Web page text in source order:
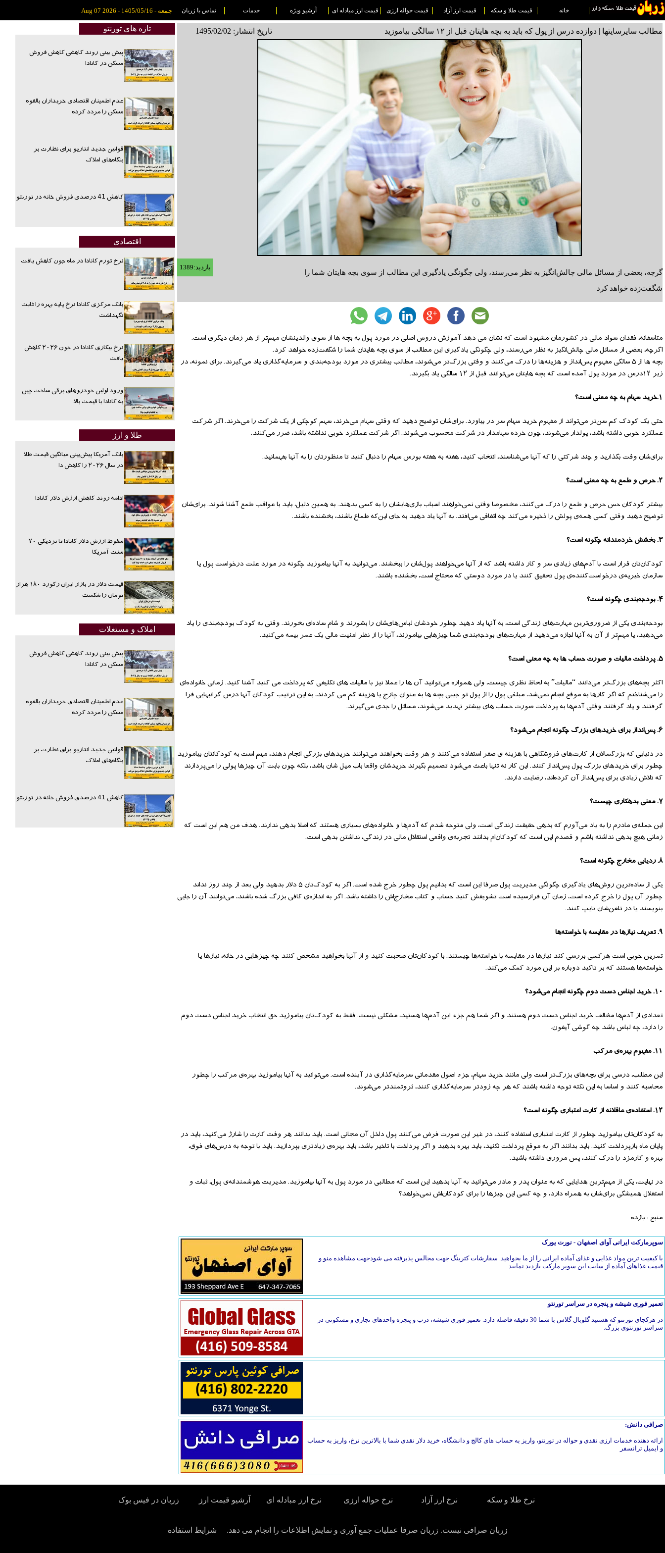
خانه قیمت طلا و سکه قیمت ارز آزاد قیمت حواله ارزی قیمت ارز مبادله ای آرشیو ویژه خدمات تماس با زربان جمعه - 1405/05/16 - Aug 07 2026
مطالب سایرسایتها | دوازده درس از پول که باید به بچه هایتان قبل از ۱۲ سالگی بیاموزید تاریخ انتشار: 1495/02/02
گر‌چه، بعضی از مسائل مالی چالش‌انگیز به نظر می‌رسند، ولی چگونگی یادگیری این مطالب از سوی بچه هایتان شما را
شگفت‌زده خواهد کرد
بازدید:1389
متاسفانه، فقدان سواد مالی در کشورمان مشهود است که نشان می دهد آموزش دروس اصلی در مورد پول به بچه ها از سوی والدینشان مهم‌تر از هر زمان دیگری است.
اگر‌چه، بعضی از مسائل مالی چالش‌انگیز به نظر می‌رسند، ولی چگونگی یادگیری این مطالب از سوی بچه هایتان شما را شگفت‌زده خواهد کرد.
بچه ها از ۵ سالگی مفهوم پس‌انداز و هزینه‌ها را درک می‌کنند و وقتی بزرگ‌تر می‌شوند، مطالب بیشتری در مورد بودجه‌بندی و سرمایه‌گذاری یاد می‌گیرند. برای نمونه، در
زیر ۱۲درس در مورد پول آمده است که بچه هایتان می‌توانند قبل از ۱۲ سالگی یاد بگیرند.
۱.خرید سهام به چه معنی است؟
حتی یک کودک کم سن‌تر می‌تواند از مفهوم خرید سهام سر در بیاورد. برای‌شان توضیح دهید که وقتی سهام می‌خرند، سهم کوچکی از یک شرکت را می‌خرند. اگر شرکت
عملکرد خوبی داشته باشد، پولدار می‌شوند، چون خرده سهامدار در شرکت محسوب می‌شوند. اگر شرکت عملکرد خوبی نداشته باشد، ضرر می‌کنند.
برای‌شان وقت بگذارید و چند شرکتی را که آنها می‌شناسند، انتخاب کنید، هفته به هفته بورس سهام را دنبال کنید تا منظورتان را به آنها بفهمانید.
۲. حرص و طمع به چه معنی است؟
بیشتر کودکان حس حرص و طمع را درک می‌کنند، مخصوصا وقتی نمی‌خواهند اسباب‌ بازی‌هایشان را به کسی بدهند. به همین دلیل، باید با عواقب طمع آشنا شوند. برای‌شان
توضیح دهید وقتی کسی همه‌ی پولش را ذخیره می‌کند چه اتفاقی می‌افتد. به آنها یاد دهید به جای این‌که طماع باشند، بخشنده باشند.
۳. بخشش خردمندانه‌ چگونه است؟
کودکان‌تان قرار است با آدم‌های زیادی سر و کار داشته باشد که از آنها می‌خواهند پول‌شان را ببخشند. می‌توانید به آنها بیاموزید چگونه در مورد علت درخواست پول یا
سازمان خیریه‌ی درخواست‌کننده‌ی پول تحقیق کنند یا در مورد دوستی که محتاج است، بخشنده باشند.
۴. بودجه‌بندی چگونه است؟
بودجه‌بندی یکی از ضروری‌ترین مهارت‌های زندگی است، به آنها یاد دهید چطور خودشان لباس‌های‌شان را بشورند و شام ساده‌ای بخورند. وقتی به کودک‌ بودجه‌بندی را یاد
می‌دهید، یا مهم‌تر از آن ‌به آنها اجازه می‌دهید از مهارت‌های بودجه‌بندی شما چیز‌هایی بیاموزند، آنها را از نظر امنیت مالی یک عمر بیمه می‌کنید.
۵. پرداخت مالیات و صورت حساب ها به چه معنی است؟
اکثر بچه‌های بزرگ‌تر می‌دانند “مالیات” به لحاظ نظری چیست، ولی همواره می‌توانید آن ها را عملا نیز با مالیات های تکلیفی که پرداخت می کنید آشنا کنید. زمانی خانواده‌ای
را می‌شناختم که اگر کارها به موقع انجام نمی‌شد، مبلغی پول را از پول تو جیبی بچه ها به عنوان چارج یا هزینه کم می کردند، به این ترتیب کودکان آنها درس گرانبهایی فرا
گرفتند و یاد گرفتند وقتی آدم‌ها به پرداخت صورت حساب های بیشتر تهدید می‌شوند، مسائل را جدی می‌گیرند.
۶. پس‌انداز برای خریدهای بزرگ چگونه انجام می‌شود؟
در دنیایی که بزرگسالان از کارت‌های فروشگاهی با هزینه ی صفر استفاده می‌کنند و هر وقت بخواهند می‌توانند خرید‌های بزرگی انجام ‌دهند، مهم است به کودکانتان بیاموزید
چطور برای خرید‌های بزرگ پول پس‌انداز کنند. این کار نه تنها باعث می‌شود تصمیم بگیرند خرید‌شان واقعا باب میل‌ شان باشد، بلکه چون بابت آن چیزها پولی را می‌پردازند
که تلاش زیادی برای پس‌انداز آن کرده‌اند، رضایت دارند.
۷. معنی بدهکاری چیست؟
این جمله‌ی مادرم را به یاد می‌آورم که بدهی حقیقت زندگی است، ولی متوجه شدم که آدم‌‌ها و خانواده‌های بسیاری هستند که اصلا بدهی ندارند. هدف من هم این است که
زمانی هیچ بدهی نداشته باشم و قصدم این است که کودکان‌ام بدانند تجربه‌ی واقعی استقلال مالی در زندگی، نداشتن بدهی است.
۸. ردیابی مخارج چگونه است؟
یکی از ساده‌ترین روش‌های یادگیری چگونگی مدیریت پول صرفا این است که بدانیم پول چطور خرج شده است. اگر به کودک‌تان ۵ دلار بدهید ولی بعد از چند روز نداند
چطور آن پول را خرج کرده است، زمان آن فرا‌‌رسیده است تشویقش کنید حساب و کتاب مخارج‌اش را داشته باشد. اگر به اندازه‌ی کافی بزرگ شده باشند، می‌توانند آن را جایی
بنویسند یا در تلفن‌شان تایپ کنند.
۹. تعریف نیاز‌ها در مقایسه با خواسته‌ها
تمرین خوبی است هر‌کسی بررسی کند نیازها در مقایسه با خواسته‌ها چیستند. با کودکان‌تان صحبت کنید و از آنها بخواهید مشخص کنند چه چیزهایی در خانه، نیازها یا
خواسته‌ها هستند که بر تاکید دوباره بر این مورد کمک می‌کند.
۱۰. خرید اجناس دست دوم چگونه انجام می‌شود؟
تعدادی از آدم‌ها مخالف خرید اجناس دست دوم هستند و اگر شما هم جز‌ء این آدم‌ها هستید، مشکلی نیست. فقط به کودک‌تان بیاموزید حق انتخاب خرید اجناس دست دوم
را دارد، چه لباس باشد چه گوشی آیفون.
۱۱. مفهوم بهره‌ی مرکب
این مطلب، درسی برای بچه‌های بزرگ‌تر است ولی مانند خرید سهام، جزء اصول مقدماتی سرمایه‌گذاری در آینده است. می‌توانید به آنها بیاموزید بهره‌ی مرکب را چطور
محاسبه کنند و اساسا به این نکته توجه داشته باشند که هر چه زودتر سرمایه‌گذاری کنند، ثروتمند‌تر می‌شوند.
۱۲. استفاده‌ی عاقلانه از کارت اعتباری چگونه است؟
به کودکان‌تان بیاموزید چطور از کارت اعتباری استفاده کنند، در غیر این صورت فرض می‌کنند پول داخل آن مجانی است. باید بدانند هر وقت کارت را شارژ می‌کنید، باید در
پایان ماه بازپرداخت کنید. باید بدانند اگر به موقع پرداخت نکنید، باید بهره بدهید و اگر پرداخت با تاخیر باشد، باید بهره‌ی زیادتری بپردازید. باید با توجه به درس‌های فوق،
بهره و کارمزد را درک کنند، پس مروری داشته باشید.
در نهایت، یکی از مهم‌ترین هدایایی که به عنوان پدر و مادر می‌توانید به آنها بدهید این است که مطالبی در مورد پول به آنها بیاموزید. مدیریت هوشمندانه‌ی پول، ثبات و
استقلال همیشگی برای‌شان به همراه دارد، و چه کسی این چیزها را برای کودکان‌اش نمی‌خواهد؟
منبع : بازده
سوپرمارکت ایرانی آوای اصفهان - نورت یورک
با کیفیت ترین مواد غذایی و غذای آماده ایرانی را از ما بخواهید. سفارشات کترینگ جهت مجالس پذیرفته می شودجهت مشاهده منو و
قیمت غذاهای آماده از سایت این سوپر مارکت بازدید نمایید.
تعمیر فوری شیشه و پنجره در سراسر تورنتو
در هرکجای تورنتو که هستید گلوبال گلاس با شما 30 دقیقه فاصله دارد. تعمیر فوری شیشه، درب و پنجره واحدهای تجاری و مسکونی در
سراسر تورنتوی بزرگ.
صرافی دانش:
ارائه دهنده خدمات ارزی نقدی و حواله در تورنتو، واریز به حساب های کالج و دانشگاه، خرید دلار نقدی شما با بالاترین نرخ، واریز به حساب
و ایمیل ترانسفر
تازه های تورنتو
پیش بینی روند کاهشی کاهش فروش
مسکن در کانادا
عدم اطمینان اقتصادی خریداران بالقوه
مسکن را مردد کرده
قوانین جدید انتاریو برای نظارت بر
بنگاه‌های املاک
کاهش 41 درصدی فروش خانه در تورنتو
اقتصادی
نرخ تورم کانادا در ماه جون کاهش یافت
بانک مرکزی کانادا نرخ پایه بهره را ثابت
نگهداشت
نرخ بیکاری کانادا در جون ۲۰۲۶ کاهش
یافت
ورود اولین خودروهای برقی ساخت چین
به کانادا با قیمت بالا
طلا و ارز
بانک آمریکا پیش‌بینی میانگین قیمت طلا
در سال ۲۰۲۶ را کاهش دا
ادامه روند کاهش ارزش دلار کانادا
سقوط ارزش دلار کانادا تا نزدیکی ۷۰
سنت آمریکا
قیمت دلار در بازار ایران رکورد ۱۸۰ هزار
تومان را شکست
املاک و مستغلات
پیش بینی روند کاهشی کاهش فروش
مسکن در کانادا
عدم اطمینان اقتصادی خریداران بالقوه
مسکن را مردد کرده
قوانین جدید انتاریو برای نظارت بر
بنگاه‌های املاک
کاهش 41 درصدی فروش خانه در تورنتو
نرخ طلا و سکه نرخ ارز آزاد نرخ حواله ارزی نرخ ارز مبادله ای آرشیو قیمت ارز زربان در فیس بوک
زربان صرافی نیست. زربان صرفا عملیات جمع آوری و نمایش اطلاعات را انجام می دهد. شرایط استفاده